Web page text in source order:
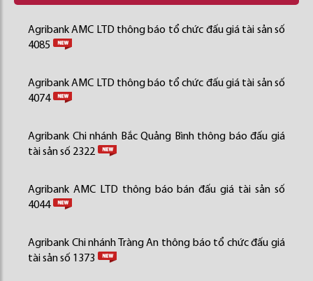
Agribank AMC LTD thông báo tổ chức đấu giá tài sản số
4085
Agribank AMC LTD thông báo tổ chức đấu giá tài sản số
4074
Agribank Chi nhánh Bắc Quảng Bình thông báo đấu giá
tài sản số 2322
Agribank AMC LTD thông báo bán đấu giá tài sản số
4044
Agribank Chi nhánh Tràng An thông báo tổ chức đấu giá
tài sản số 1373